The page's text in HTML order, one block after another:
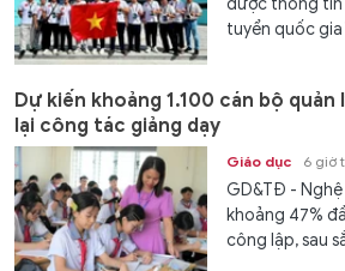
được thông tin
tuyển quốc
Dự kiến khoảng 1.100 cán bộ
lại công tác giảng dạy
Giáo dục 6 giờ
GD&TĐ -
khoảng 47%
công lập, sau